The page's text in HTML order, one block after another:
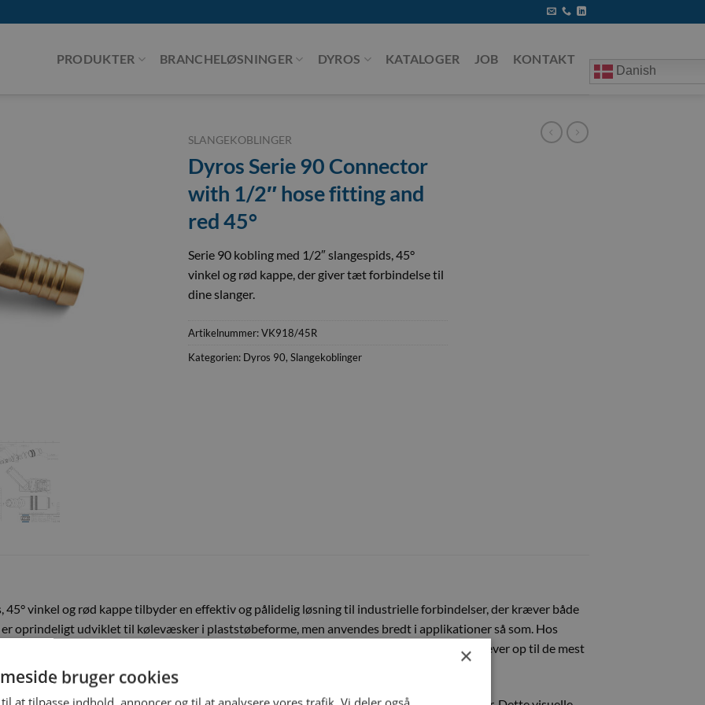
PRODUKTER BRANCHELØSNINGER DYROS KATALOGER JOB KONTAKT
Danish
SLANGEKOBLINGER
Dyros Serie 90 Connector
with 1/2″ hose fitting and
red 45°
Serie 90 kobling med 1/2″ slangespids, 45°
vinkel og rød kappe, der giver tæt forbindelse til
dine slanger.
Artikelnummer:VK918/45R
Kategorien: Dyros 90, Slangekoblinger
45° vinkel og rød kappe tilbyder en effektiv og pålidelig løsning til industrielle forbindelser, der kræver både
oprindeligt udviklet til kølevæsker i plaststøbeforme, men anvendes bredt i applikationer så som. Hos
Med denne kobling kan brugere forvente en robust og holdbar forbindelse, der lever op til de mest
×
bruger cookies
at tilpasse indhold, annoncer og til at analysere vores trafik. Vi deler også